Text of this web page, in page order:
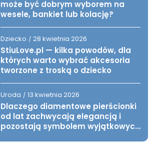
może być dobrym wyborem na
wesele, bankiet lub kolację?
Dziecko / 28 kwietnia 2026
StiuLove.pl — kilka powodów, dla
których warto wybrać akcesoria
tworzone z troską o dziecko
Uroda / 13 kwietnia 2026
Dlaczego diamentowe pierścionki
od lat zachwycają elegancją i
pozostają symbolem wyjątkowych